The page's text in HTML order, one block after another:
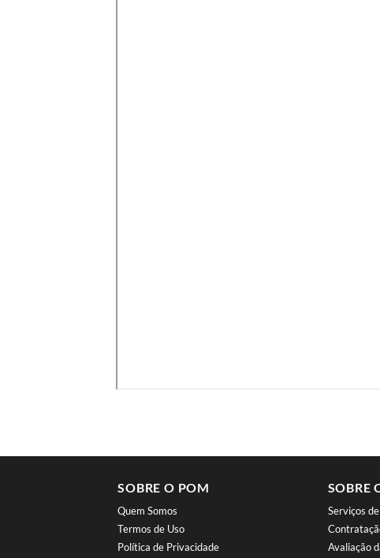
SOBRE O POM
Quem Somos
Termos de Uso
Política de Privacidade
SOBRE
Serviços
Avaliação